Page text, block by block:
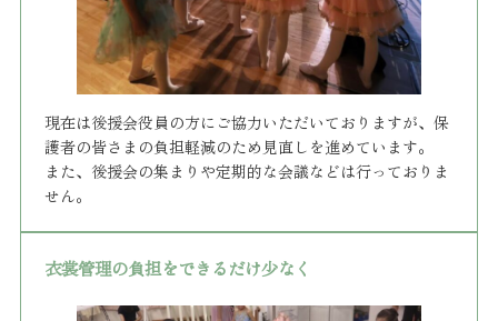
現在は後援会役員の方にご協力いただいておりますが、保
護者の皆さまの負担軽減のため見直しを進めています。
また、後援会の集まりや定期的な会議などは行っておりま
せん。
衣裳管理の負担をできるだけ少なく